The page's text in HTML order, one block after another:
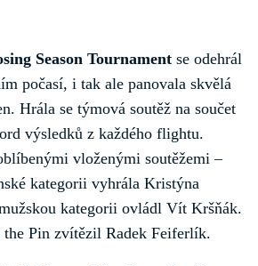
Season Tournament se odehrál
počasí, i tak ale panovala skvělá
Hrála se týmová soutěž na součet
výsledků z každého flightu.
vloženými soutěžemi –
kategorii vyhrála Kristýna
kategorii ovládl Vít Kršňák.
the Pin zvítězil Radek Feiferlík.